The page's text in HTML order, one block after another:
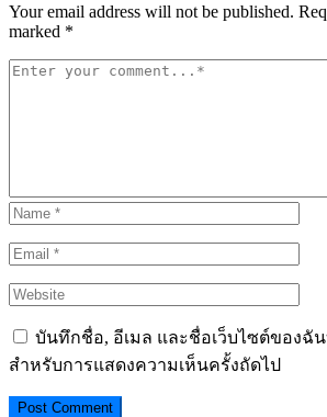
Your email address will not be published.
marked *
บันทึกชื่อ, อีเมล และชื่อเว็บไซต์ของฉัน
สำหรับการแสดงความเห็นครั้งถัดไป